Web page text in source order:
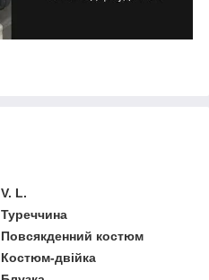
V. L.
Туреччина
Повсякденний костюм
Костюм-двійка